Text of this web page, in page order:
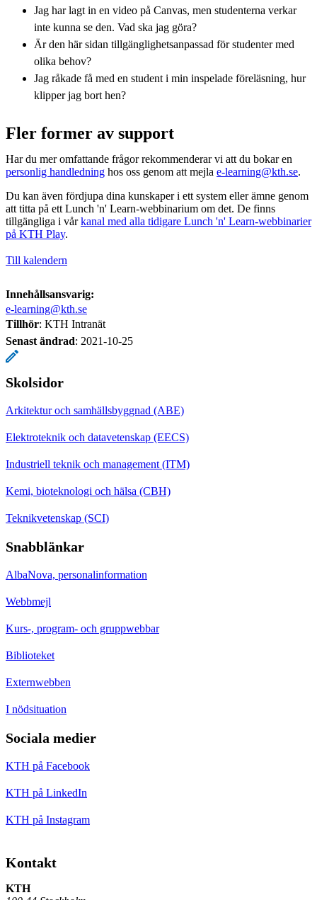
Jag har lagt in en video på Canvas, men studenterna verkar
inte kunna se den. Vad ska jag göra?
Är den här sidan tillgänglighetsanpassad för studenter med
olika behov?
Jag råkade få med en student i min inspelade föreläsning, hur
klipper jag bort hen?
Fler former av support
Har du mer omfattande frågor rekommenderar vi att du bokar en
personlig handledning hos oss genom att mejla e-learning@kth.se.
Du kan även fördjupa dina kunskaper i ett system eller ämne genom
att titta på ett Lunch 'n' Learn-webbinarium om det. De finns
tillgängliga i vårkanal med alla tidigare Lunch 'n' Learn-webbinarier
på KTH Play.
Till kalendern
Innehållsansvarig:
e-learning@kth.se
Tillhör: KTH Intranät
Senast ändrad: 2021-10-25
Skolsidor
Arkitektur och samhällsbyggnad (ABE)
Elektroteknik och datavetenskap (EECS)
Industriell teknik och management (ITM)
Kemi, bioteknologi och hälsa (CBH)
Teknikvetenskap (SCI)
Snabblänkar
AlbaNova, personalinformation
Webbmejl
Kurs-, program- och gruppwebbar
Biblioteket
Externwebben
I nödsituation
Sociala medier
KTH på Facebook
KTH på LinkedIn
KTH på Instagram
Kontakt
KTH